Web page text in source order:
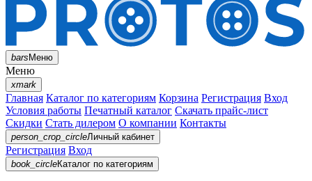
barsМеню
Меню
xmark
Главная Каталог по категориям Корзина Регистрация Вход
Условия работы Печатный каталог Скачать прайс-лист
Скидки Стать дилером О компании Контакты
person_crop_circleЛичный кабинет
Регистрация Вход
book_circleКаталог по категориям